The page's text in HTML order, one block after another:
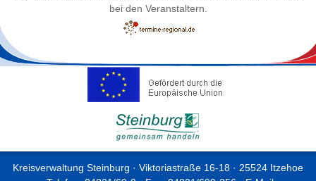
bei den Veranstaltern.
Kreisverwaltung Steinburg · Viktoriastraße 16-18 · 25524 Itzehoe